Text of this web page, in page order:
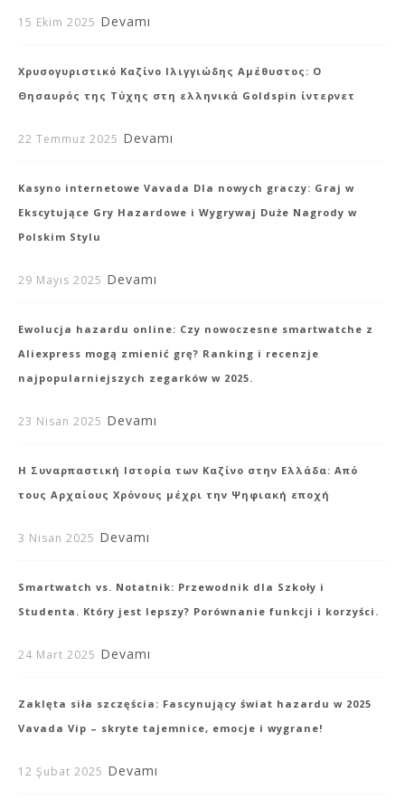
15 Ekim 2025 Devamı
Χρυσογυριστικό Καζίνο Ιλιγγιώδης Αμέθυστος: Ο
Θησαυρός της Τύχης στη ελληνικά Goldspin ίντερνετ
22 Temmuz 2025 Devamı
Kasyno internetowe Vavada Dla nowych graczy: Graj w
Ekscytujące Gry Hazardowe i Wygrywaj Duże Nagrody w
Polskim Stylu
29 Mayıs 2025 Devamı
Ewolucja hazardu online: Czy nowoczesne smartwatche z
Aliexpress mogą zmienić grę? Ranking i recenzje
najpopularniejszych zegarków w 2025.
23 Nisan 2025 Devamı
Η Συναρπαστική Ιστορία των Καζίνο στην Ελλάδα: Από
τους Αρχαίους Χρόνους μέχρι την Ψηφιακή εποχή
3 Nisan 2025 Devamı
Smartwatch vs. Notatnik: Przewodnik dla Szkoły i
Studenta. Który jest lepszy? Porównanie funkcji i korzyści.
24 Mart 2025 Devamı
Zaklęta siła szczęścia: Fascynujący świat hazardu w 2025
Vavada Vip – skryte tajemnice, emocje i wygrane!
12 Şubat 2025 Devamı